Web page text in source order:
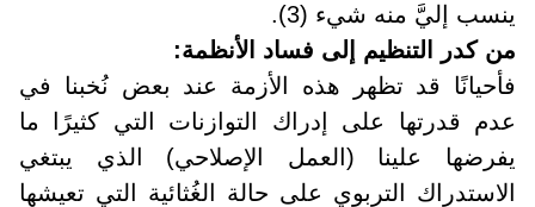
ينسب إليَّ منه شيء (3).
من كدر التنظيم إلى فساد الأنظمة:
فأحيانًا قد تظهر هذه الأزمة عند بعض نُخبنا في
عدم قدرتها على إدراك التوازنات التي كثيرًا ما
يفرضها علينا (العمل الإصلاحي) الذي يبتغي
الاستدراك التربوي على حالة الغُثائية التي تعيشها